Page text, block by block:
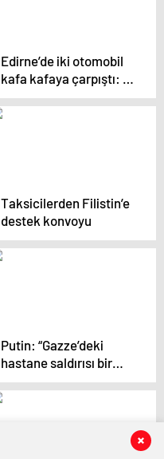
Edirne’de iki otomobil
kafa kafaya çarpıştı: 2
yaralı
Taksicilerden Filistin’e
destek konvoyu
Putin: “Gazze’deki
hastane saldırısı bir
felaket”